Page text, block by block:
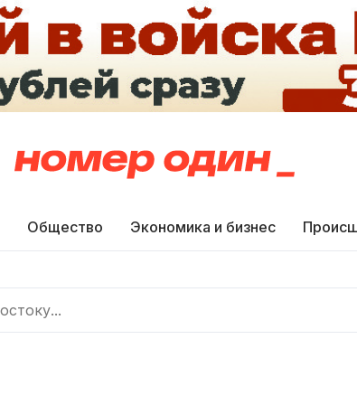
Общество Экономика и бизнес